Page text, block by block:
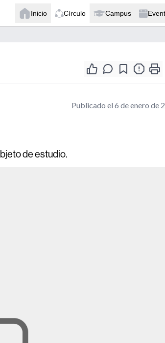
Inicio Círculo Campus
Publicado el 6 de enero de
de estudio.